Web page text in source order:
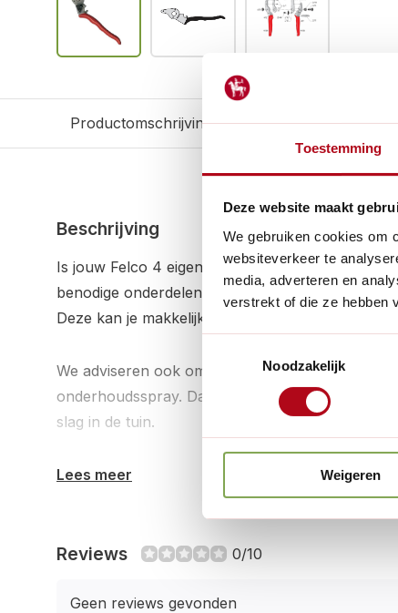
Toestemming
Deze website maakt
We gebruiken cookies om
websiteverkeer te
media, adverteren en
verstrekt of die ze hebben
Noodzakelijk
Weigeren
Productomschrijving Reviews
Beschrijving
Is jouw Felco 4 eigenlijk aan vervanging toe? Je
benodige onderdelen vervangen. De Felco 4/1
Deze kan je makkelijk vervangen en monteren
We adviseren ook om gelijk de Felco te smeren
onderhoudsspray. Dan blijft je snoeischaar
slag in de tuin.
Lees meer
Reviews 0/10
Geen reviews gevonden